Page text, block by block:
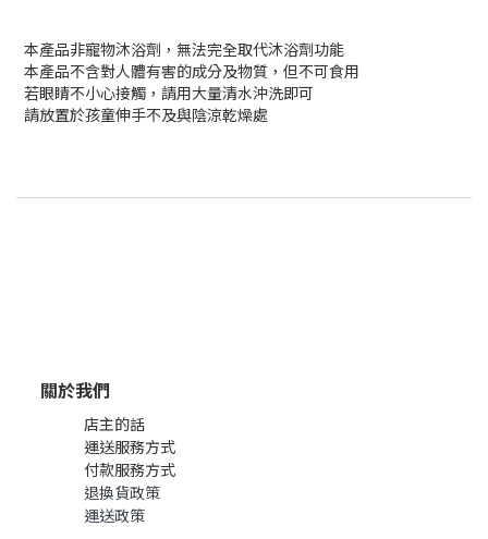
本產品非寵物沐浴劑，無法完全取代沐浴劑功能
本產品不含對人體有害的成分及物質，但不可食用
若眼睛不小心接觸，請用大量清水沖洗即可
請放置於孩童伸手不及與陰涼乾燥處
關於我們
店主的話
運送服務方式
付款服務方式
退換貨政策
運送政策